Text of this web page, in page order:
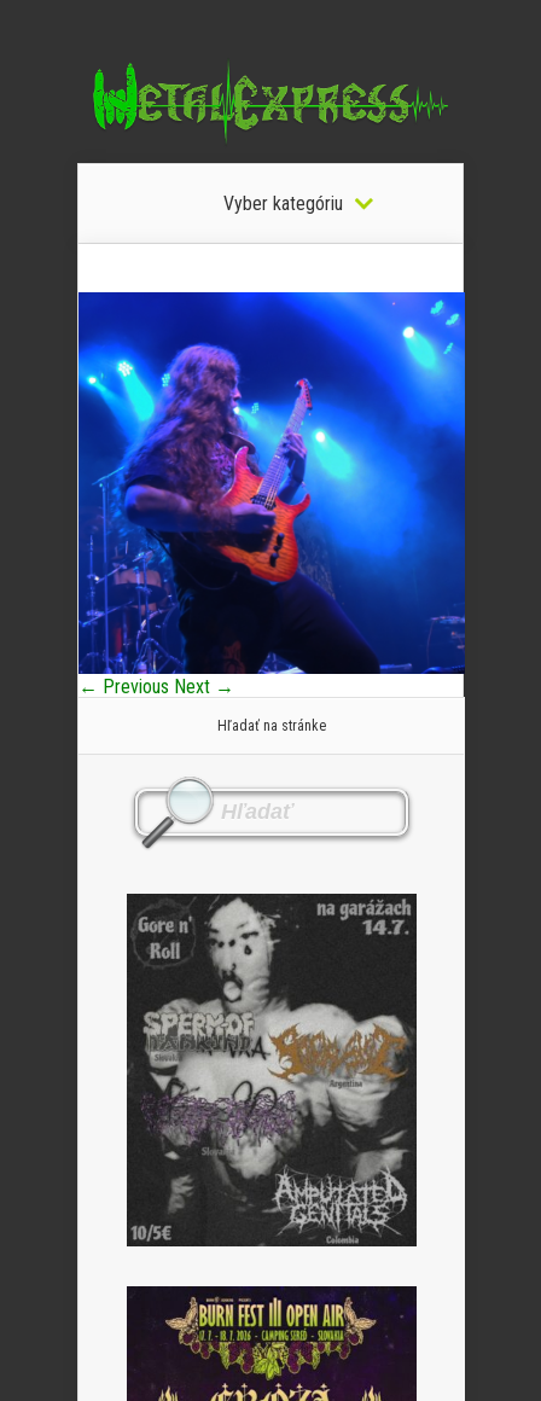
Vyber kategóriu
← Previous Next →
Hľadať na stránke